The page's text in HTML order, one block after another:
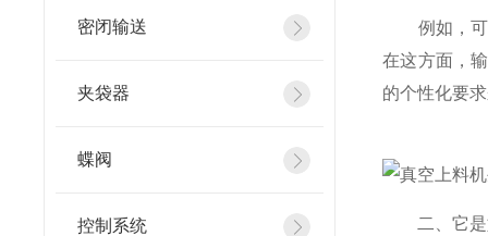
密闭输送
夹袋器
蝶阀
控制系统
例如，可以
在这方面，
的个性化要
二、它是